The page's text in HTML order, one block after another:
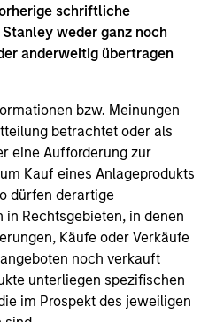
schriftliche
weder ganz noch
anderweitig übertragen
bzw. Meinungen
betrachtet oder als
eine Aufforderung zur
Kauf eines Anlageprodukts
dürfen derartige
in Rechtsgebieten, in denen
Käufe oder Verkäufe
noch verkauft
unterliegen spezifischen
im Prospekt des jeweiligen
Team